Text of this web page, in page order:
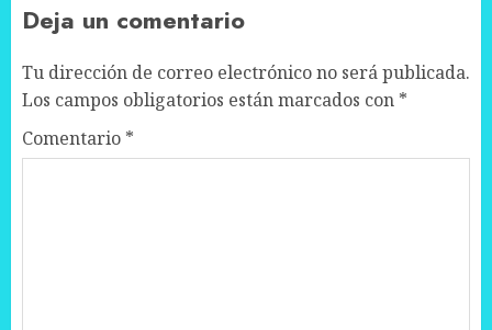
Deja un comentario
Tu dirección de correo electrónico no será publicada.
Los campos obligatorios están marcados con *
Comentario *